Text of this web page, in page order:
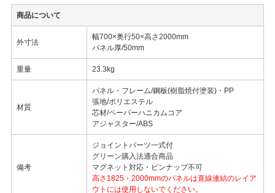
商品について
外寸法
幅700×奥行50×高さ2000mm
パネル厚/50mm
重量 23.3kg
材質
パネル・フレーム/鋼板(樹脂焼付塗装)・PP
張地/ポリエステル
芯材/ペーパーハニカムコア
アジャスター/ABS
備考
ジョイントパーツ一式付
グリーン購入法適合商品
マグネット対応・ピンナップ不可
高さ1825・2000mmのパネルは直線連結のレイア
ウトには使用しないでください。